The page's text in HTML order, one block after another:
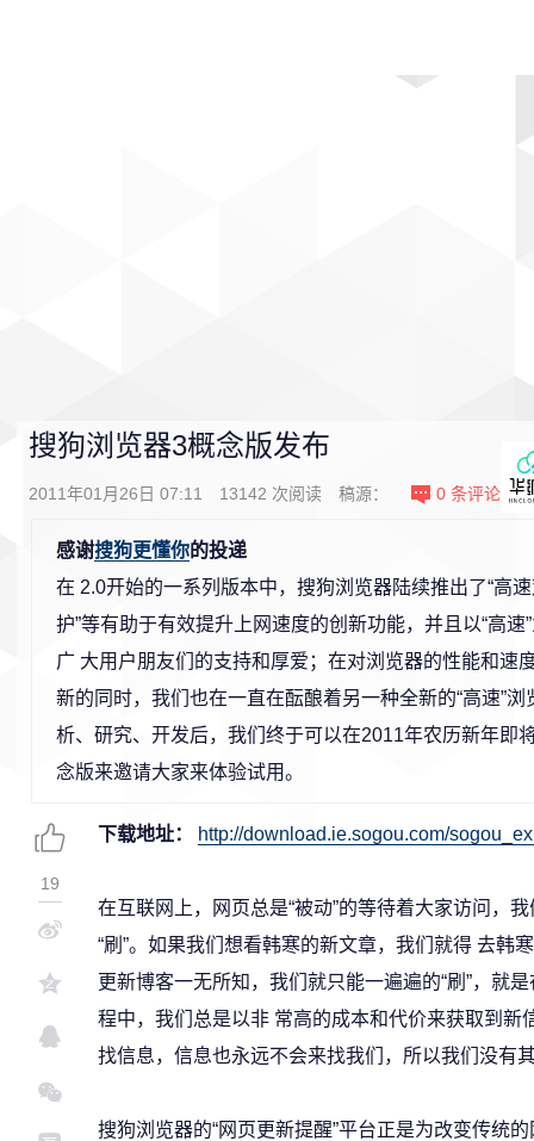
搜狗浏览器3概念版发布
2011年01月26日 07:11 13142 次阅读 稿源： 0 条评论
感谢搜狗更懂你的投递
在 2.0开始的一系列版本中，搜狗浏览器陆续推出了“高速
护”等有助于有效提升上网速度的创新功能，并且以“高速
广 大用户朋友们的支持和厚爱；在对浏览器的性能和速
新的同时，我们也在一直在酝酿着另一种全新的“高速”
析、研究、开发后，我们终于可以在2011年农历新年即
念版来邀请大家来体验试用。
下载地址： http://download.ie.sogou.com/
在互联网上，网页总是“被动”的等待着大家访问，
“刷”。如果我们想看韩寒的新文章，我们就得 去韩
更新博客一无所知，我们就只能一遍遍的“刷”，就
程中，我们总是以非 常高的成本和代价来获取到新
找信息，信息也永远不会来找我们，所以我们没有
搜狗浏览器的“网页更新提醒”平台正是为改变传统
19